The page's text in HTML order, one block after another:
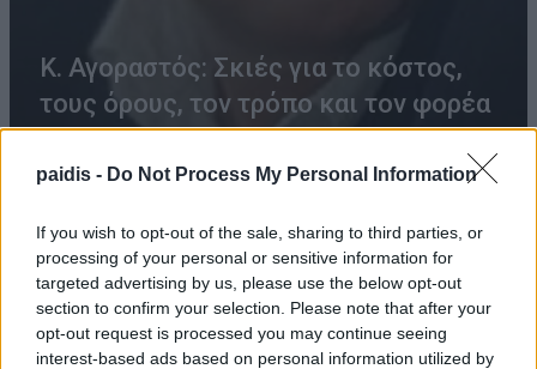
paidis - Do Not Process My Personal Information
If you wish to opt-out of the sale, sharing to third parties, or
processing of your personal or sensitive information for
targeted advertising by us, please use the below opt-out
section to confirm your selection. Please note that after your
opt-out request is processed you may continue seeing
interest-based ads based on personal information utilized by
Κ. Αγοραστός: Σκιές για το κόστος,
τους όρους, τον τρόπο και τον φορέα
δημοπράτησης των κολυμβητικών
δεξαμενών
Γ. Καριπίδης: Να ενισχυθούν άμεσα οι
υποστελεχωμένες Πυροσβεστικές